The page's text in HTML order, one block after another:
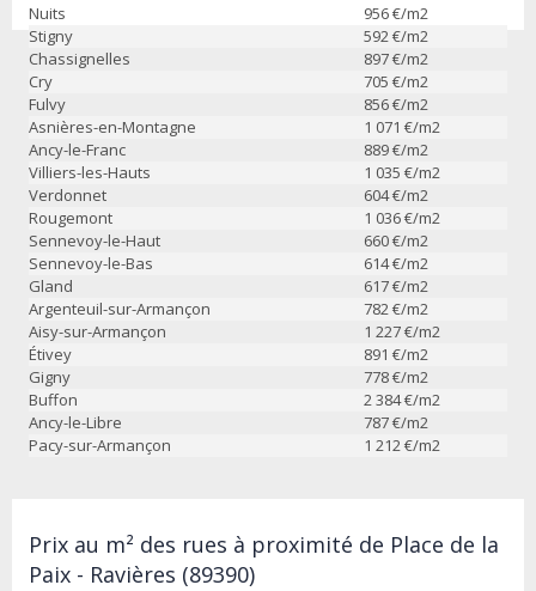
Nuits 956€/m2
Stigny
592 €/m2
Chassignelles
897€/m2
Cry
705 €/m2
Fulvy
856€/m2
Asnières-en-Montagne
1 071 €/m2
Ancy-le-Franc
889€/m2
Villiers-les-Hauts
1 035 €/m2
Verdonnet
604€/m2
Rougemont
1 036€/m2
Sennevoy-le-Haut
660€/m2
Sennevoy-le-Bas
614€/m2
Gland
617€/m2
Argenteuil-sur-Armançon
782 €/m2
Aisy-sur-Armançon
1 227€/m2
Étivey
891 €/m2
Gigny
778€/m2
Buffon
2 384€/m2
Ancy-le-Libre
787€/m2
Pacy-sur-Armançon
1 212 €/m2
Prix au m² des rues à proximité de Place de la
Paix - Ravières (89390)